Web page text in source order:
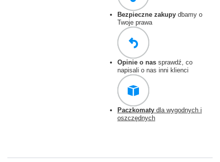
Bezpieczne zakupy dbamy o
Twoje prawa
Opinie o nas sprawdź, co
napisali o nas inni klienci
Paczkomaty dla wygodnych i
oszczędnych